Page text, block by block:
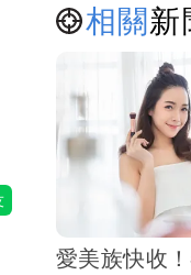
相關新
愛美族快收